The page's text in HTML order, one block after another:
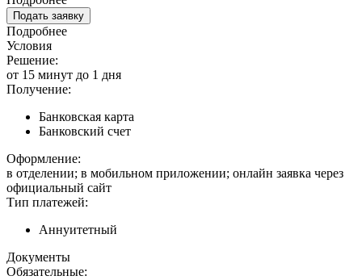
Подать заявку
Подробнее
Условия
Решение:
от 15 минут до 1 дня
Получение:
Банковская карта
Банковский счет
Оформление:
в отделении; в мобильном приложении; онлайн заявка через
официальный сайт
Тип платежей:
Аннуитетный
Документы
Обязательные: